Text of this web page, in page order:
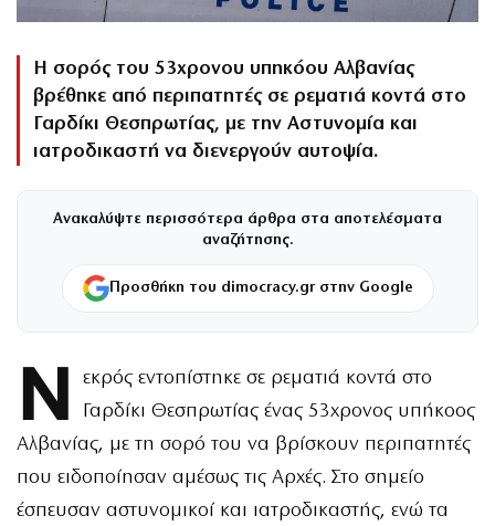
Η σορός του 53χρονου υπηκόου Αλβανίας
βρέθηκε από περιπατητές σε ρεματιά κοντά στο
Γαρδίκι Θεσπρωτίας, με την Αστυνομία και
ιατροδικαστή να διενεργούν αυτοψία.
Ανακαλύψτε περισσότερα άρθρα στα αποτελέσματα
αναζήτησης.
Προσθήκη του dimocracy.gr στην Google
Ν
εκρός εντοπίστηκε σε ρεματιά κοντά στο
Γαρδίκι Θεσπρωτίας ένας 53χρονος υπήκοος
Αλβανίας, με τη σορό του να βρίσκουν περιπατητές
που ειδοποίησαν αμέσως τις Αρχές. Στο σημείο
έσπευσαν αστυνομικοί και ιατροδικαστής, ενώ τα